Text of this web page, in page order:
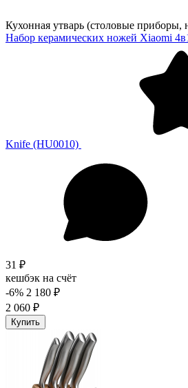
Кухонная утварь (столовые приборы,
Набор керамических ножей Xiaomi
Knife (HU0010)
31 ₽
кешбэк на счёт
-6% 2 180 ₽
2 060 ₽
Купить